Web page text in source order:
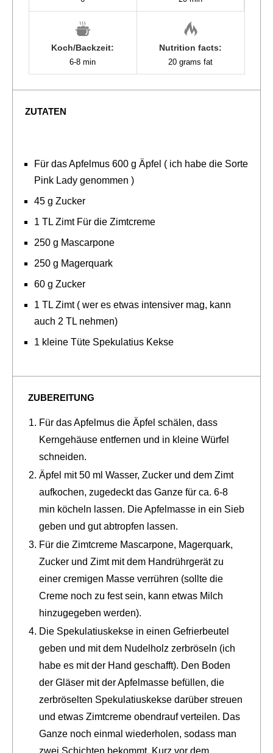
Koch/Backzeit:
6-8 min
Nutrition facts:
20 grams fat
ZUTATEN
Für das Apfelmus 600 g Äpfel ( ich habe die Sorte
Pink Lady genommen )
45 g Zucker
1 TL Zimt Für die Zimtcreme
250 g Mascarpone
250 g Magerquark
60 g Zucker
1 TL Zimt ( wer es etwas intensiver mag, kann
auch 2 TL nehmen)
1 kleine Tüte Spekulatius Kekse
ZUBEREITUNG
Für das Apfelmus die Äpfel schälen, dass
Kerngehäuse entfernen und in kleine Würfel
schneiden.
Äpfel mit 50 ml Wasser, Zucker und dem Zimt
aufkochen, zugedeckt das Ganze für ca. 6-8
min köcheln lassen. Die Apfelmasse in ein Sieb
geben und gut abtropfen lassen.
Für die Zimtcreme Mascarpone, Magerquark,
Zucker und Zimt mit dem Handrührgerät zu
einer cremigen Masse verrühren (sollte die
Creme noch zu fest sein, kann etwas Milch
hinzugegeben werden).
Die Spekulatiuskekse in einen Gefrierbeutel
geben und mit dem Nudelholz zerbröseln (ich
habe es mit der Hand geschafft). Den Boden
der Gläser mit der Apfelmasse befüllen, die
zerbröselten Spekulatiuskekse darüber streuen
und etwas Zimtcreme obendrauf verteilen. Das
Ganze noch einmal wiederholen, sodass man
zwei Schichten bekommt. Kurz vor dem